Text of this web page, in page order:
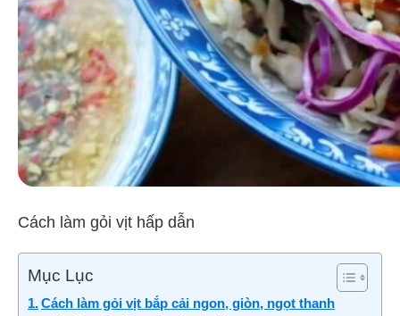
Cách làm gỏi vịt hấp dẫn
Mục Lục
Cách làm gỏi vịt bắp cải ngon, giòn, ngọt thanh